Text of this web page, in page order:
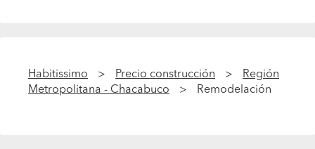
Habitissimo Precio construcción
Región
Metropolitana - Chacabuco
Remodelación